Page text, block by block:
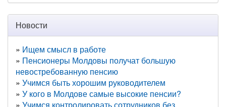
Новости
Ищем смысл в работе
Пенсионеры Молдовы получат большую
невостребованную пенсию
Учимся быть хорошим руководителем
У кого в Молдове самые высокие пенсии?